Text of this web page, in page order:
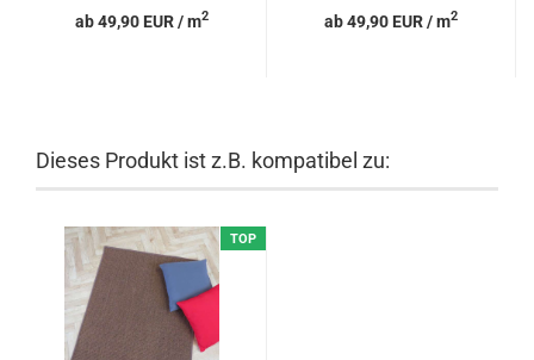
ab 49,90 EUR / m2 ab 49,90 EUR / m2
Dieses Produkt ist z.B. kompatibel zu:
TOP